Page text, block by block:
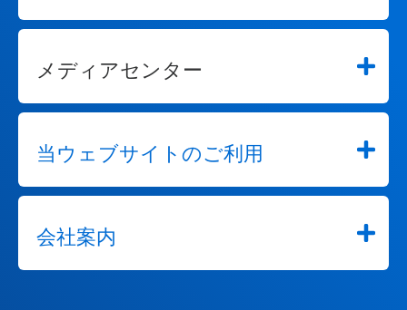
メディアセンター
当ウェブサイトのご利用
会社案内